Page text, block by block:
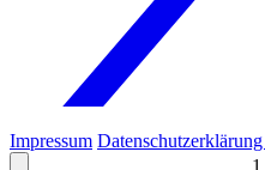
1
Impressum Datenschutzerklärung